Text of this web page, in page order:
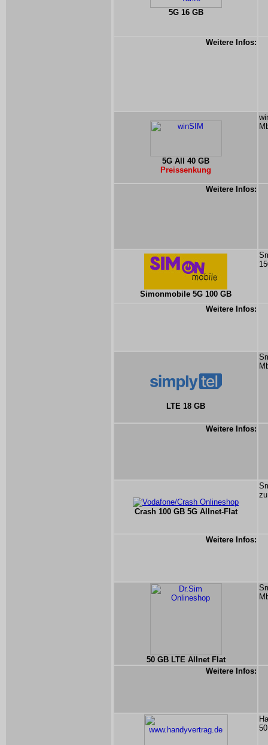
5G 16 GB
Weitere Infos:
5G All 40 GB
Preissenkung
Weitere Infos:
Simonmobile 5G 100 GB
Weitere Infos:
LTE 18 GB
Weitere Infos:
Crash 100 GB 5G Allnet-Flat
Weitere Infos:
50 GB LTE Allnet Flat
Weitere Infos: